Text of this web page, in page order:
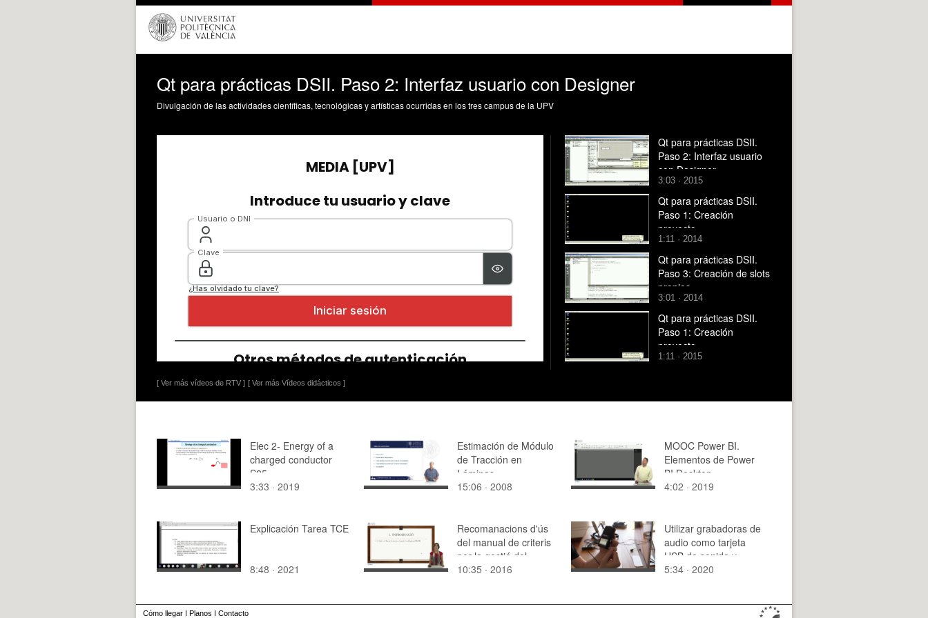
Qt para prácticas DSII. Paso 2: Interfaz usuario con Designer
Divulgación de las actividades científicas, tecnológicas y artísticas ocurridas en los tres campus de la UPV
[ Ver más vídeos de RTV ] [ Ver más Vídeos didácticos ]
Qt para prácticas DSII.
Paso 2: Interfaz usuario
con Designer
3:03 · 2015
Qt para prácticas DSII.
Paso 1: Creación
proyecto
1:11 · 2014
Qt para prácticas DSII.
Paso 3: Creación de slots
propios
3:01 · 2014
Qt para prácticas DSII.
Paso 1: Creación
proyecto
1:11 · 2015
Elec 2- Energy of a
charged conductor
S25
3:33 · 2019
Estimación de Módulo
de Tracción en
Láminas
15:06 · 2008
MOOC Power BI.
Elementos de Power
BI Desktop
4:02 · 2019
Explicación Tarea TCE
8:48 · 2021
Recomanacions d'ús
del manual de criteris
per la gestió del
multilingüisme
10:35 · 2016
Utilizar grabadoras de
audio como tarjeta
USB de sonido y
micrófono para
5:34 · 2020
Cómo llegar I Planos I Contacto